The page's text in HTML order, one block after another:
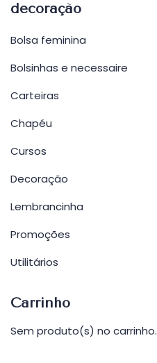
decoração
Bolsa feminina
Bolsinhas e necessaire
Carteiras
Chapéu
Cursos
Decoração
Lembrancinha
Promoções
Utilitários
Carrinho
Sem produto(s) no carrinho.